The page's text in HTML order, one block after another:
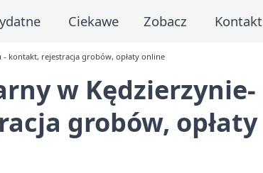
Ciekawe Zobacz Kontakt
- kontakt, rejestracja grobów, opłaty online
w Kędzierzynie-
grobów, opłaty